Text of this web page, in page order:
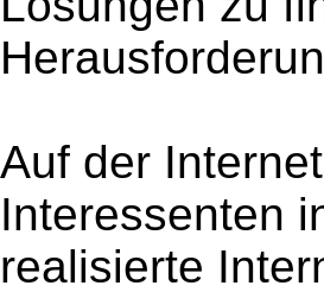
Auf der
Interessenten
realisierte